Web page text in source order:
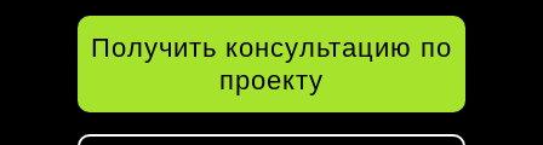
Получить консультацию по
проекту